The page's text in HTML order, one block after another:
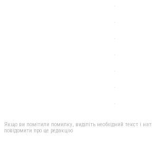
Якщо ви помітили помилку, виділіть необхідний текст і
повідомити про це редакцію